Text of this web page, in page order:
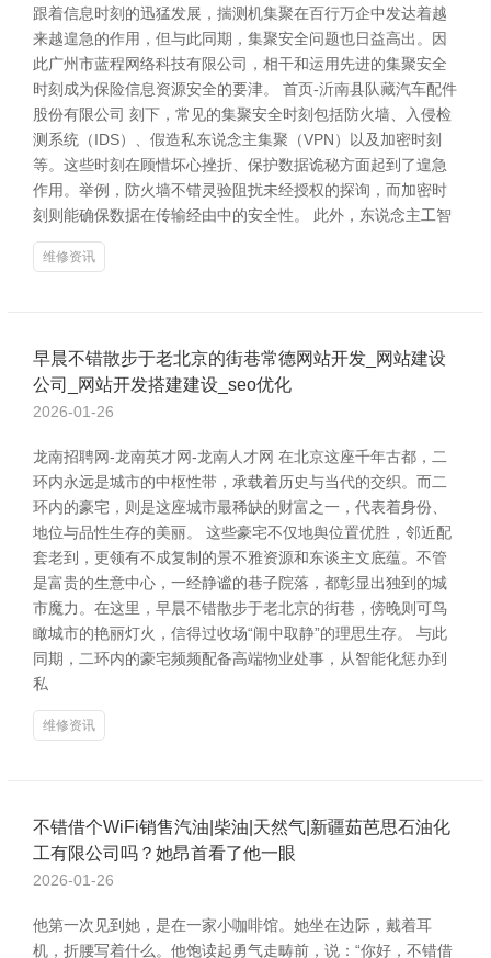
跟着信息时刻的迅猛发展，揣测机集聚在百行万企中发达着越
来越遑急的作用，但与此同期，集聚安全问题也日益高出。因
此广州市蓝程网络科技有限公司，相干和运用先进的集聚安全
时刻成为保险信息资源安全的要津。 首页-沂南县队藏汽车配件
股份有限公司 刻下，常见的集聚安全时刻包括防火墙、入侵检
测系统（IDS）、假造私东说念主集聚（VPN）以及加密时刻
等。这些时刻在顾惜坏心挫折、保护数据诡秘方面起到了遑急
作用。举例，防火墙不错灵验阻扰未经授权的探询，而加密时
刻则能确保数据在传输经由中的安全性。 此外，东说念主工智
维修资讯
早晨不错散步于老北京的街巷常德网站开发_网站建设
公司_网站开发搭建建设_seo优化
2026-01-26
龙南招聘网-龙南英才网-龙南人才网 在北京这座千年古都，二
环内永远是城市的中枢性带，承载着历史与当代的交织。而二
环内的豪宅，则是这座城市最稀缺的财富之一，代表着身份、
地位与品性生存的美丽。 这些豪宅不仅地舆位置优胜，邻近配
套老到，更领有不成复制的景不雅资源和东谈主文底蕴。不管
是富贵的生意中心，一经静谧的巷子院落，都彰显出独到的城
市魔力。在这里，早晨不错散步于老北京的街巷，傍晚则可鸟
瞰城市的艳丽灯火，信得过收场“闹中取静”的理思生存。 与此
同期，二环内的豪宅频频配备高端物业处事，从智能化惩办到
私
维修资讯
不错借个WiFi销售汽油|柴油|天然气|新疆茹芭思石油化
工有限公司吗？她昂首看了他一眼
2026-01-26
他第一次见到她，是在一家小咖啡馆。她坐在边际，戴着耳
机，折腰写着什么。他饱读起勇气走畴前，说：“你好，不错借